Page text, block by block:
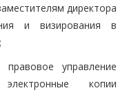
директора
и визирования в
управление
копии